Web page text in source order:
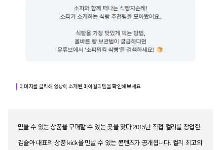
이미지를 클릭해 영상에 소개된 마이컬리템을 확인해 보세요
믿을 수 있는 상품을 구매할 수 있는 곳을 찾다 2015년 직접 컬리를 창업한
김슬아 대표의 상품 kick을 만날 수 있는 콘텐츠가 공개됩니다. 컬리 최고의